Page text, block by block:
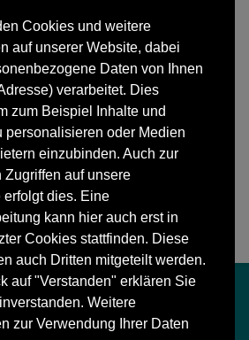
Cookies und weitere
auf unserer Website, dabei
Daten von Ihnen
verarbeitet. Dies
zum Beispiel Inhalte und
personalisieren oder Medien
einzubinden. Auch zur
Zugriffen auf unsere
erfolgt dies. Eine
kann hier auch erst in
Cookies stattfinden. Diese
auch Dritten mitgeteilt werden.
auf "Verstanden" erklären Sie
Weitere
zur Verwendung Ihrer Daten
NÄCHSTER BEITRAG
Ligavierten TuS
Gehlenbeck